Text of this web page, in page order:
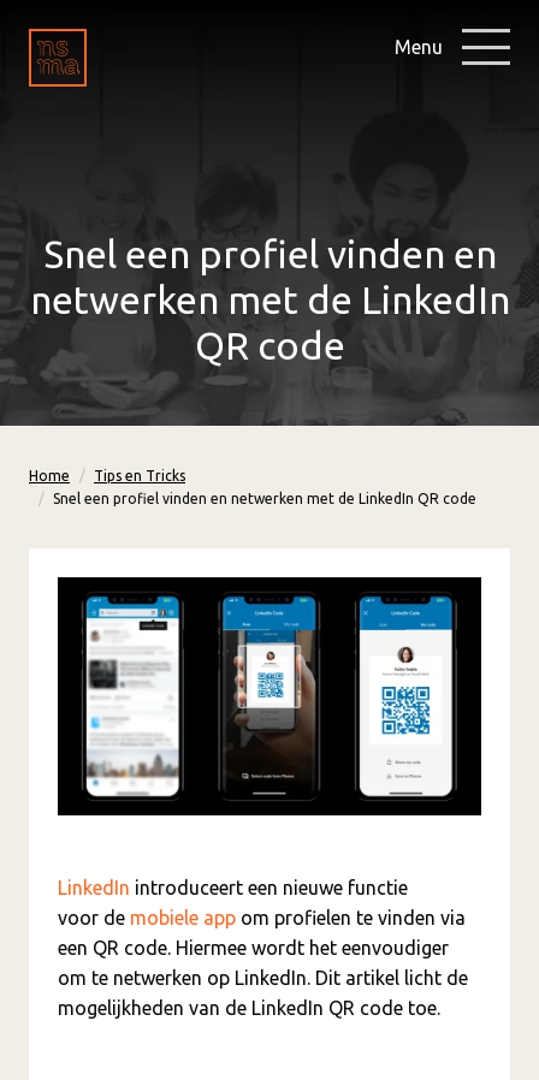
Menu
Snel een profiel vinden en
netwerken met de LinkedIn
QR code
Home
Tips en Tricks
Snel een profiel vinden en netwerken met de LinkedIn QR code
LinkedIn introduceert een nieuwe functie
voor de mobiele app om profielen te vinden via
een QR code. Hiermee wordt het eenvoudiger
om te netwerken op LinkedIn. Dit artikel licht de
mogelijkheden van de LinkedIn QR code toe.